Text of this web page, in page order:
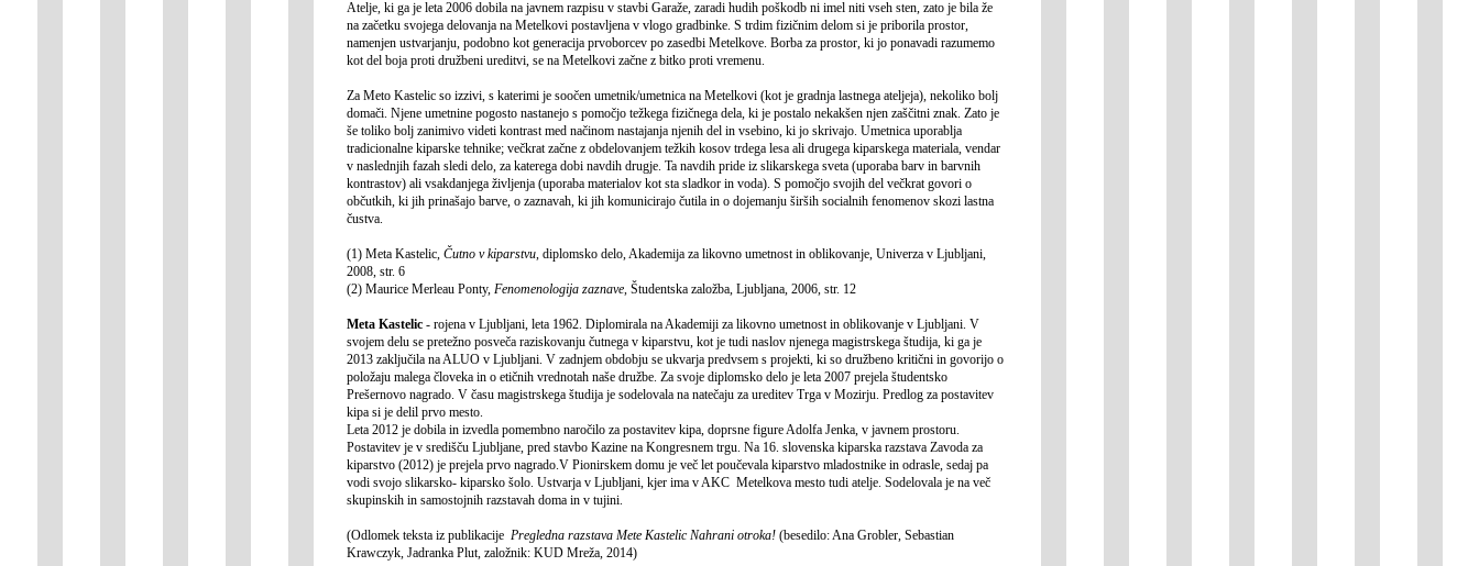
Atelje, ki ga je leta 2006 dobila na javnem razpisu v stavbi Garaže, zaradi hudih poškodb ni imel niti vseh sten, zato je bila že
na začetku svojega delovanja na Metelkovi postavljena v vlogo gradbinke. S trdim fizičnim delom si je priborila prostor,
namenjen ustvarjanju, podobno kot generacija prvoborcev po zasedbi Metelkove. Borba za prostor, ki jo ponavadi razumemo
kot del boja proti družbeni ureditvi, se na Metelkovi začne z bitko proti vremenu.
Za Meto Kastelic so izzivi, s katerimi je soočen umetnik/umetnica na Metelkovi (kot je gradnja lastnega ateljeja), nekoliko bolj
domači. Njene umetnine pogosto nastanejo s pomočjo težkega fizičnega dela, ki je postalo nekakšen njen zaščitni znak. Zato je
še toliko bolj zanimivo videti kontrast med načinom nastajanja njenih del in vsebino, ki jo skrivajo. Umetnica uporablja
tradicionalne kiparske tehnike; večkrat začne z obdelovanjem težkih kosov trdega lesa ali drugega kiparskega materiala, vendar
v naslednjih fazah sledi delo, za katerega dobi navdih drugje. Ta navdih pride iz slikarskega sveta (uporaba barv in barvnih
kontrastov) ali vsakdanjega življenja (uporaba materialov kot sta sladkor in voda). S pomočjo svojih del večkrat govori o
občutkih, ki jih prinašajo barve, o zaznavah, ki jih komunicirajo čutila in o dojemanju širših socialnih fenomenov skozi lastna
čustva.
(1) Meta Kastelic, Čutno v kiparstvu , diplomsko delo, Akademija za likovno umetnost in oblikovanje, Univerza v Ljubljani,
2008, str. 6
(2) Maurice Merleau Ponty, Fenomenologija zaznave , Študentska založba, Ljubljana, 2006, str. 12
Meta Kastelic - rojena v Ljubljani, leta 1962. Diplomirala na Akademiji za likovno umetnost in oblikovanje v Ljubljani. V
svojem delu se pretežno posveča raziskovanju čutnega v kiparstvu, kot je tudi naslov njenega magistrskega študija, ki ga je
2013 zaključila na ALUO v Ljubljani. V zadnjem obdobju se ukvarja predvsem s projekti, ki so družbeno kritični in govorijo o
položaju malega človeka in o etičnih vrednotah naše družbe. Za svoje diplomsko delo je leta 2007 prejela študentsko
Prešernovo nagrado. V času magistrskega študija je sodelovala na natečaju za ureditev Trga v Mozirju. Predlog za postavitev
kipa si je delil prvo mesto.
Leta 2012 je dobila in izvedla pomembno naročilo za postavitev kipa, doprsne figure Adolfa Jenka, v javnem prostoru.
Postavitev je v središču Ljubljane, pred stavbo Kazine na Kongresnem trgu. Na 16. slovenska kiparska razstava Zavoda za
kiparstvo (2012) je prejela prvo nagrado.V Pionirskem domu je več let poučevala kiparstvo mladostnike in odrasle, sedaj pa
vodi svojo slikarsko- kiparsko šolo. Ustvarja v Ljubljani, kjer ima v AKC Metelkova mesto tudi atelje. Sodelovala je na več
skupinskih in samostojnih razstavah doma in v tujini.
(Odlomek teksta iz publikacije Pregledna razstava Mete Kastelic Nahrani otroka! (besedilo: Ana Grobler, Sebastian
Krawczyk, Jadranka Plut, založnik: KUD Mreža, 2014)